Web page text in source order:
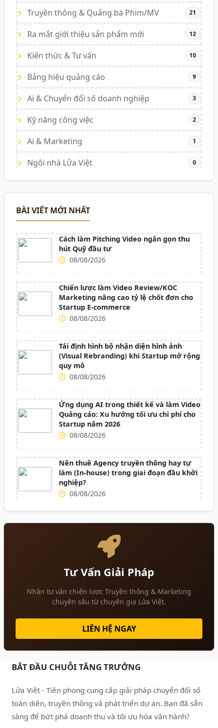
Truyền thông & Quảng bá Phim/MV 21
Ra mắt giới thiệu sản phẩm mới 12
Kiến thức & Tư vấn 10
Bảng hiệu quảng cáo 9
Ai & Chuyển đổi số doanh nghiệp 3
Kỹ năng công việc 2
Ai & Marketing 1
Ngôi nhà Lửa Việt 0
BÀI VIẾT MỚI NHẤT
Cách làm Pitching Video ngắn gọn thu
hút Quỹ đầu tư
08/08/2026
Chiến lược làm Video Review/KOC
Marketing nâng cao tỷ lệ chốt đơn cho
Startup E-commerce
08/08/2026
Tái định hình bộ nhận diện hình ảnh
(Visual Rebranding) khi Startup mở rộng
quy mô
08/08/2026
Ứng dụng AI trong thiết kế và làm Video
Quảng cáo: Xu hướng tối ưu chi phí cho
Startup năm 2026
08/08/2026
Nên thuê Agency truyền thông hay tự
làm (In-house) trong giai đoạn đầu khởi
nghiệp?
08/08/2026
Tư Vấn Giải Pháp
Nhận tư vấn chiến lược Truyền thông & Marketing
chuyên sâu từ chuyên gia Lửa Việt.
LIÊN HỆ NGAY
BẮT ĐẦU CHUỖI TĂNG TRƯỞNG
Lửa Việt - Tiên phong cung cấp giải pháp chuyển đổi số
toàn diện, truyền thông và phát triển dự án. Bạn đã sẵn
sàng để bứt phá doanh thu và tối ưu hóa vận hành?